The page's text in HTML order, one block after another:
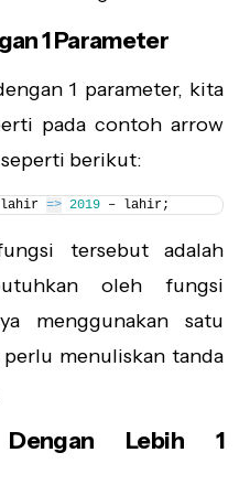
1 Parameter
1 parameter, kita
pada contoh arrow
berikut:
lahir => 2019 – lahir;
tersebut adalah
oleh fungsi
menggunakan satu
menuliskan tanda
Lebih 1